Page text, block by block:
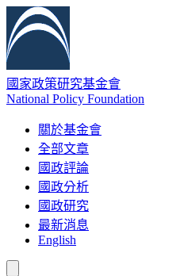
國家政策研究基金會
National Policy Foundation
關於基金會
全部文章
國政評論
國政分析
國政研究
最新消息
English